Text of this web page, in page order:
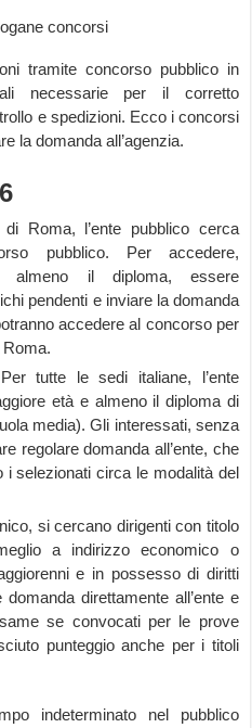
tramite concorso pubblico in
necessarie per il corretto
e spedizioni. Ecco i concorsi
la domanda all’agenzia.
Roma, l’ente pubblico cerca
pubblico. Per accedere,
almeno il diploma, essere
pendenti e inviare la domanda
accedere al concorso per
Per tutte le sedi italiane, l’ente
età e almeno il diploma di
media). Gli interessati, senza
regolare domanda all’ente, che
i selezionati circa le modalità del
si cercano dirigenti con titolo
a indirizzo economico o
e in possesso di diritti
direttamente all’ente e
se convocati per le prove
punteggio anche per i titoli
indeterminato nel pubblico